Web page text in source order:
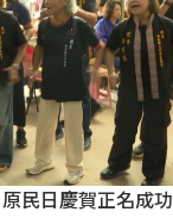
民日慶賀正名成功